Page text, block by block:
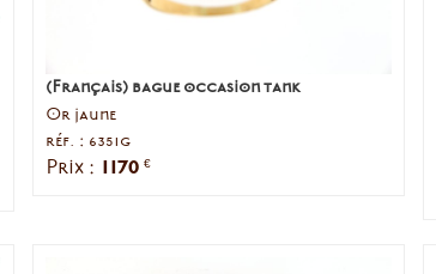
(Français) bague occasion tank
Or jaune
réf. : 6351g
Prix : 1170 €